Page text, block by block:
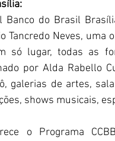
Banco do Brasil
Tancredo Neves, uma
só lugar, todas as
por Alda Rabello
galerias de artes,
shows musicais,
o Programa